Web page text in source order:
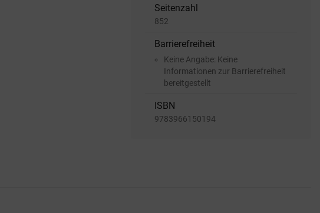
Seitenzahl
852
Barrierefreiheit
Keine Angabe: Keine
Informationen zur Barrierefreiheit
bereitgestellt
ISBN
9783966150194